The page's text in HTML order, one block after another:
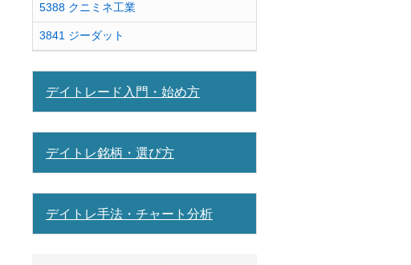
5388 クニミネ工業
3841 ジーダット
デイトレード入門・始め方
デイトレ銘柄・選び方
デイトレ手法・チャート分析